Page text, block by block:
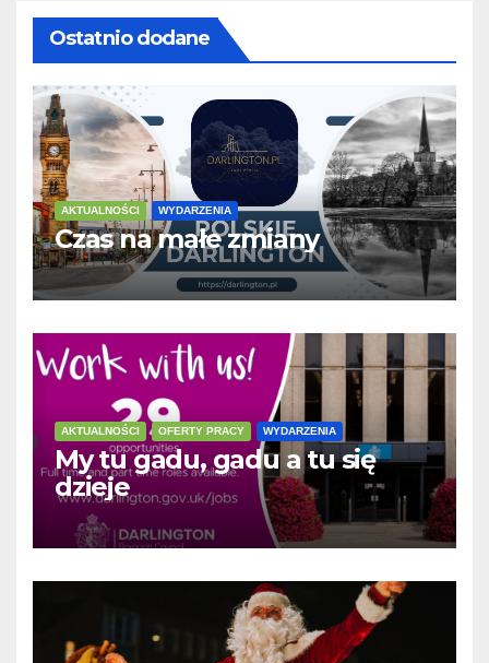
Ostatnio dodane
AKTUALNOŚCI WYDARZENIA
Czas na małe zmiany
AKTUALNOŚCI OFERTY PRACY WYDARZENIA
My tu gadu, gadu a tu się
dzieje